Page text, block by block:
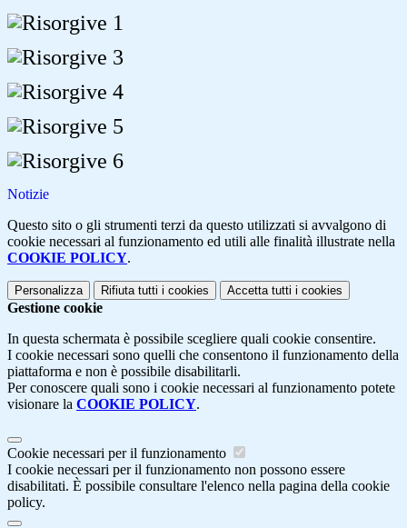
Notizie
Questo sito o gli strumenti terzi da questo utilizzati si avvalgono di
cookie necessari al funzionamento ed utili alle finalità illustrate nella
COOKIE POLICY.
Personalizza Rifiuta tutti i cookies Accetta tutti i cookies
Gestione cookie
In questa schermata è possibile scegliere quali cookie consentire.
I cookie necessari sono quelli che consentono il funzionamento della
piattaforma e non è possibile disabilitarli.
Per conoscere quali sono i cookie necessari al funzionamento potete
visionare la COOKIE POLICY.
Cookie necessari per il funzionamento
I cookie necessari per il funzionamento non possono essere
disabilitati. È possibile consultare l'elenco nella pagina della cookie
policy.